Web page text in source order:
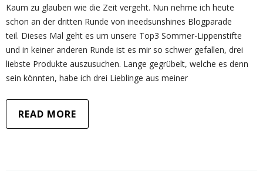
Kaum zu glauben wie die Zeit vergeht. Nun nehme ich heute
schon an der dritten Runde von ineedsunshines Blogparade
teil. Dieses Mal geht es um unsere Top3 Sommer-Lippenstifte
und in keiner anderen Runde ist es mir so schwer gefallen, drei
liebste Produkte auszusuchen. Lange gegrübelt, welche es denn
sein könnten, habe ich drei Lieblinge aus meiner
READ MORE